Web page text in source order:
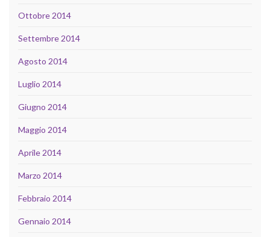
Ottobre 2014
Settembre 2014
Agosto 2014
Luglio 2014
Giugno 2014
Maggio 2014
Aprile 2014
Marzo 2014
Febbraio 2014
Gennaio 2014